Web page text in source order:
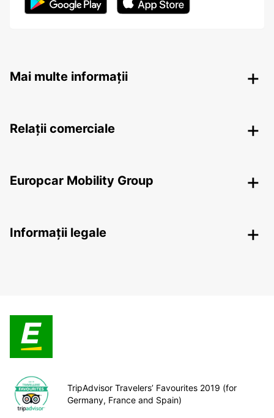
Mai multe informații
Relații comerciale
Europcar Mobility Group
Informații legale
TripAdvisor Travelers’ Favourites 2019 (for
Germany, France and Spain)